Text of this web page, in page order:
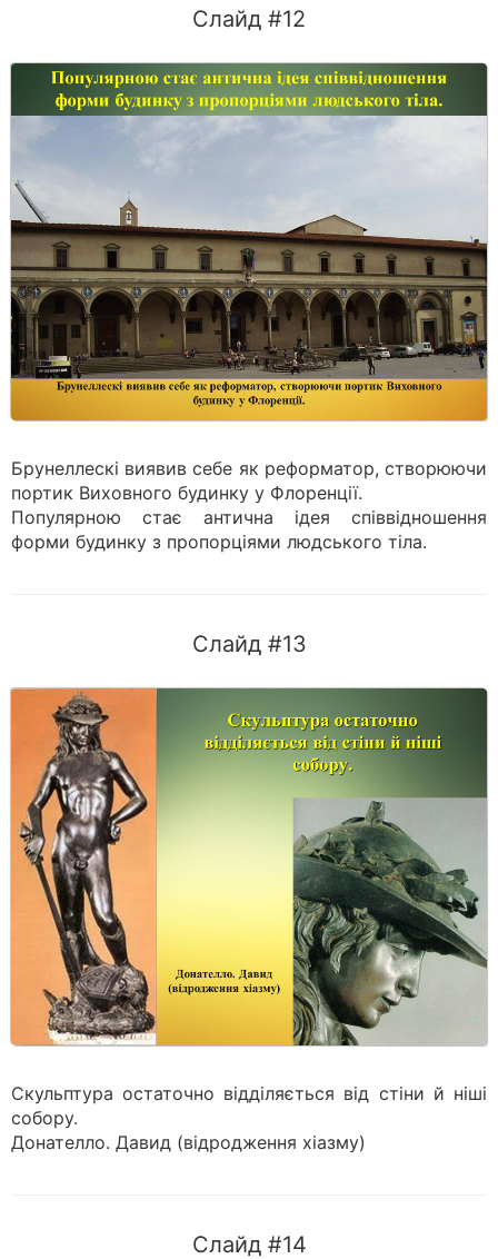
Слайд #12
Брунеллескі виявив себе як реформатор, створюючи
портик Виховного будинку у Флоренції.
Популярною стає антична ідея співвідношення
форми будинку з пропорціями людського тіла.
Слайд #13
Скульптура остаточно відділяється від стіни й ніші
собору.
Донателло. Давид (відродження хіазму)
Слайд #14